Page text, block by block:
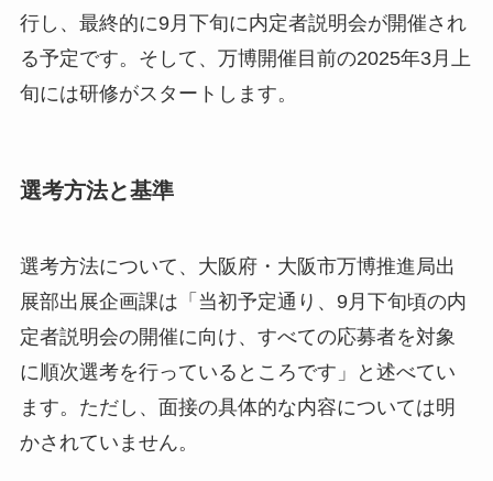
行し、最終的に9月下旬に内定者説明会が開催され
る予定です。そして、万博開催目前の2025年3月上
旬には研修がスタートします。
選考方法と基準
選考方法について、大阪府・大阪市万博推進局出
展部出展企画課は「当初予定通り、9月下旬頃の内
定者説明会の開催に向け、すべての応募者を対象
に順次選考を行っているところです」と述べてい
ます。ただし、面接の具体的な内容については明
かされていません。